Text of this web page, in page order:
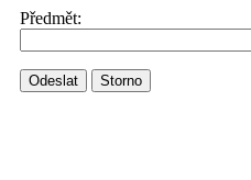
Předmět:
Odeslat Storno